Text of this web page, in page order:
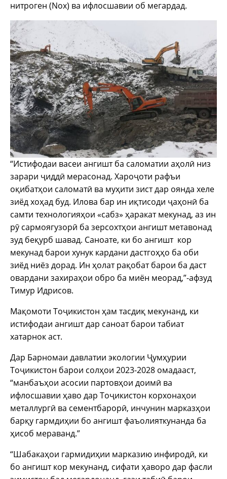
нитроген (Nox) ва ифлосшавии об мегардад.
“Истифодаи васеи ангишт ба саломатии аҳолӣ низ
зарари ҷиддӣ мерасонад. Хароҷоти рафъи
оқибатҳои саломатӣ ва муҳити зист дар оянда хеле
зиёд хоҳад буд. Илова бар ин иқтисоди ҷаҳонӣ ба
самти технологияҳои «сабз» ҳаракат мекунад, аз ин
рӯ сармоягузорӣ ба зерсохтҳои ангишт метавонад
зуд беқурб шавад. Саноате, ки бо ангишт кор
мекунад барои хунук кардани дастгоҳҳо ба оби
зиёд ниёз дорад. Ин ҳолат рақобат барои ба даст
овардани захираҳои обро ба миён меорад,”-афзуд
Тимур Идрисов.
Мақомоти Тоҷикистон ҳам тасдиқ мекунанд, ки
истифодаи ангишт дар саноат барои табиат
хатарнок аст.
Дар Барномаи давлатии экологии Ҷумҳурии
Тоҷикистон барои солҳои 2023-2028 омадааст,
“манбаъҳои асосии партовҳои доимӣ ва
ифлосшавии ҳаво дар Тоҷикистон корхонаҳои
металлургӣ ва сементбарорӣ, инчунин марказҳои
барқу гармдиҳии бо ангишт фаъолияткунанда ба
ҳисоб мераванд.”
“Шабакаҳои гармидиҳии марказию инфиродӣ, ки
бо ангишт кор мекунанд, сифати ҳаворо дар фасли